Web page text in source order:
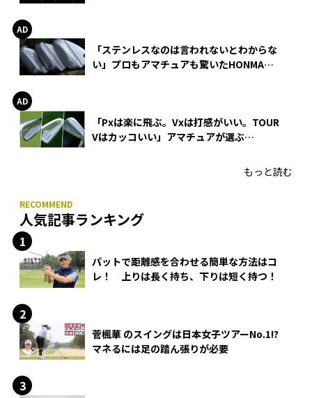
「ステンレスなのは言われないとわからな
い」プロもアマチュアも驚いたHONMA
「Pxは楽に飛ぶ。Vxは打感がいい。TOUR
Vはカッコいい」アマチュアが選ぶ
もっと読む
人気記事ランキング
パットで距離感を合わせる簡単な方法はコ
レ！ 上りは長く持ち、下りは短く持つ！
菅楓華 のスイングは日本女子ツアーNo.1!?
マネるには足の踏ん張りが必要